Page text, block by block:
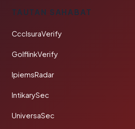
TAUTAN SAHABAT
CcclsuraVerify
GolflinkVerify
IpiemsRadar
IntikarySec
UniversaSec